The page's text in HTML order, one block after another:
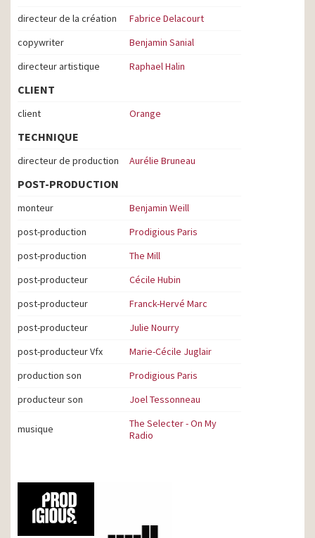
directeur de la création
Fabrice Delacourt
copywriter
Benjamin Sanial
directeur artistique
Raphael Halin
CLIENT
client Orange
TECHNIQUE
directeur de production Aurélie Bruneau
POST-PRODUCTION
monteur
Benjamin Weill
post-production
Prodigious Paris
post-production
The Mill
post-producteur
Cécile Hubin
post-producteur
Franck-Hervé Marc
post-producteur
Julie Nourry
post-producteur Vfx
Marie-Cécile Juglair
production son
Prodigious Paris
producteur son
Joel Tessonneau
musique
The Selecter - On My
Radio